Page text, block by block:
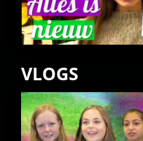
VLOGS